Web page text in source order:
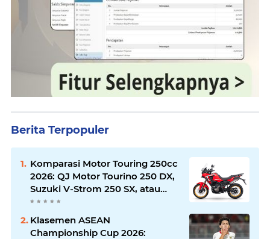
Berita Terpopuler
Komparasi Motor Touring 250cc
2026: QJ Motor Tourino 250 DX,
Suzuki V-Strom 250 SX, atau
Kawasaki Versys-X 250?
Klasemen ASEAN
Championship Cup 2026: